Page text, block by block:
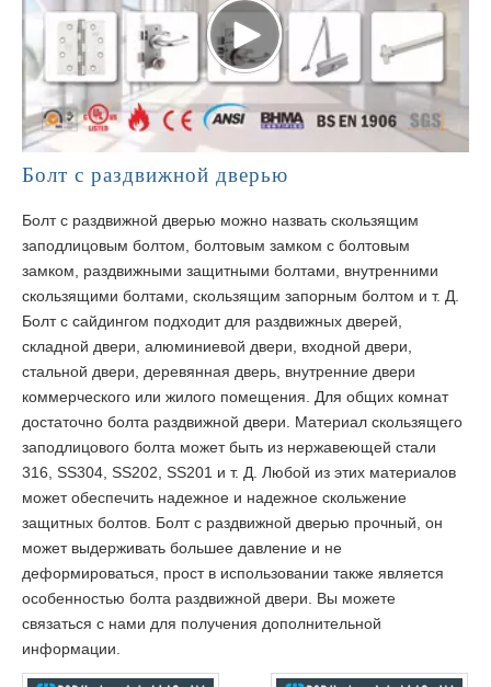
Болт с раздвижной дверью
Болт с раздвижной дверью можно назвать скользящим
заподлицовым болтом, болтовым замком с болтовым
замком, раздвижными защитными болтами, внутренними
скользящими болтами, скользящим запорным болтом и т. Д.
Болт с сайдингом подходит для раздвижных дверей,
складной двери, алюминиевой двери, входной двери,
стальной двери, деревянная дверь, внутренние двери
коммерческого или жилого помещения. Для общих комнат
достаточно болта раздвижной двери. Материал скользящего
заподлицового болта может быть из нержавеющей стали
316, SS304, SS202, SS201 и т. Д. Любой из этих материалов
может обеспечить надежное и надежное скольжение
защитных болтов. Болт с раздвижной дверью прочный, он
может выдерживать большее давление и не
деформироваться, прост в использовании также является
особенностью болта раздвижной двери. Вы можете
связаться с нами для получения дополнительной
информации.